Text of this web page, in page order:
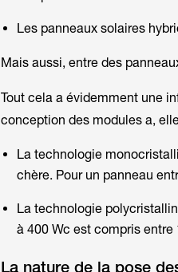
Les panneaux solaires
Mais aussi, entre des
Tout cela a évidemment une
conception des modules a,
La technologie
chère. Pour un panneau
La technologie
à 400 Wc est compris entre
La nature de la pose